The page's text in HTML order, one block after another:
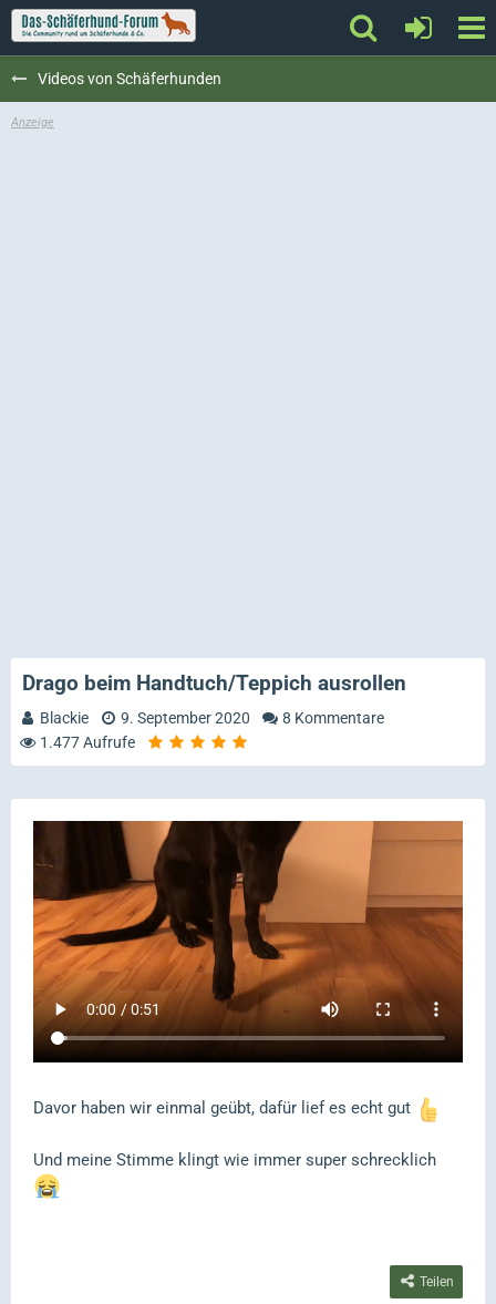
Videos von Schäferhunden
Drago beim Handtuch/Teppich ausrollen
Blackie 9. September 2020
8 Kommentare
1.477 Aufrufe
Davor haben wir einmal geübt, dafür lief es echt gut
Und meine Stimme klingt wie immer super schrecklich
Teilen